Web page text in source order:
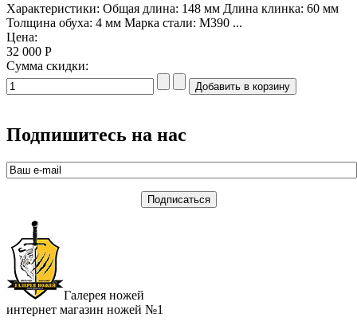
Характеристики: Общая длина: 148 мм Длина клинка: 60 мм
Толщина обуха: 4 мм Марка стали: M390 ...
Цена:
32 000 Р
Сумма скидки:
Подпишитесь на нас
Галерея ножей
интернет магазин ножей №1